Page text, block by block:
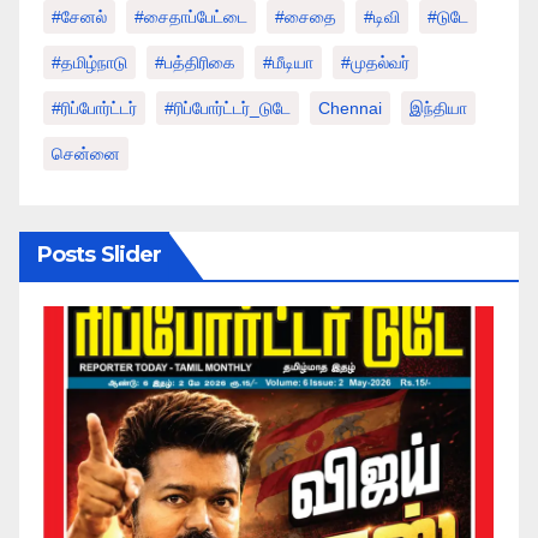
#சேனல் #சைதாப்பேட்டை #சைதை #டிவி #டுடே
#தமிழ்நாடு #பத்திரிகை #மீடியா #முதல்வர்
#ரிப்போர்ட்டர் #ரிப்போர்ட்டர்_டுடே Chennai இந்தியா
சென்னை
Posts Slider